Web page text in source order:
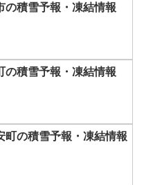
の積雪予報・凍結情報
の積雪予報・凍結情報
町の積雪予報・凍結情報